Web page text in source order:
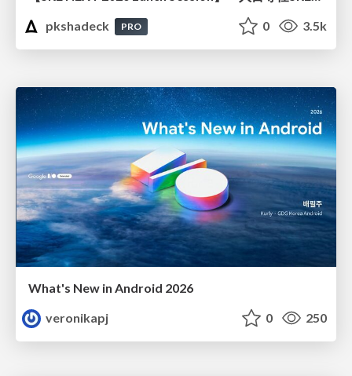
pkshadeck
PRO 0 3.5k
What's New in Android 2026
veronikapj
0 250